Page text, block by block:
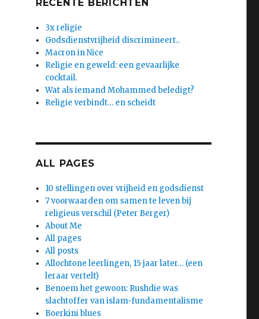
RECENTE BERICHTEN
3x religie
Godsdienstvrijheid discrimineert..
Macron in Nice
Religie en geweld: een gevaarlijke
cocktail.
Wat als iemand Mohammed beledigt?
Religie verbindt… en scheidt
ALL PAGES
10 stellingen over vrijheid en godsdienst
7 voorwaarden om samen te leven bij
religieus verschil (Peter Berger)
About Me
All pages
All posts
Allochtone leerlingen, 15 jaar later… (een
leraar vertelt)
Benoem het gewoon: Rushdie was
slachtoffer van islam-fundamentalisme
Boerkini blues